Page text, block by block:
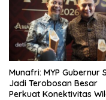
Munafri: MYP Gubernur
Jadi Terobosan Besar
Perkuat Konektivitas